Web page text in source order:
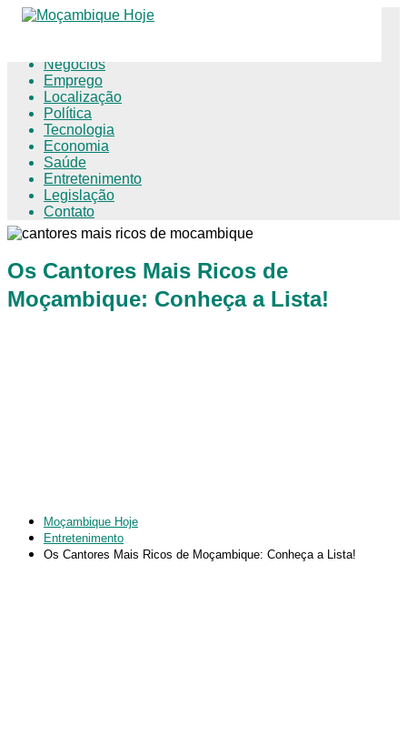
Negócios
Emprego
Localização
Política
Tecnologia
Economia
Saúde
Entretenimento
Legislação
Contato
Os Cantores Mais Ricos de
Moçambique: Conheça a Lista!
Moçambique Hoje
Entretenimento
Os Cantores Mais Ricos de Moçambique: Conheça a Lista!